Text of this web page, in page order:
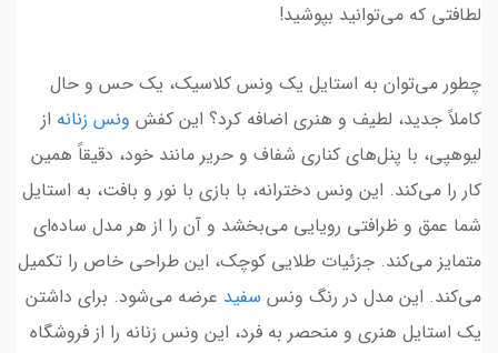
لطافتی که می‌توانید بپوشید!
چطور می‌توان به استایل یک ونس کلاسیک، یک حس و حال
کاملاً جدید، لطیف و هنری اضافه کرد؟ این کفش ونس زنانه از
لیوهپی، با پنل‌های کناری شفاف و حریر مانند خود، دقیقاً همین
کار را می‌کند. این ونس دخترانه، با بازی با نور و بافت، به استایل
شما عمق و ظرافتی رویایی می‌بخشد و آن را از هر مدل ساده‌ای
متمایز می‌کند. جزئیات طلایی کوچک، این طراحی خاص را تکمیل
می‌کند. این مدل در رنگ ونس سفید عرضه می‌شود. برای داشتن
یک استایل هنری و منحصر به فرد، این ونس زنانه را از فروشگاه